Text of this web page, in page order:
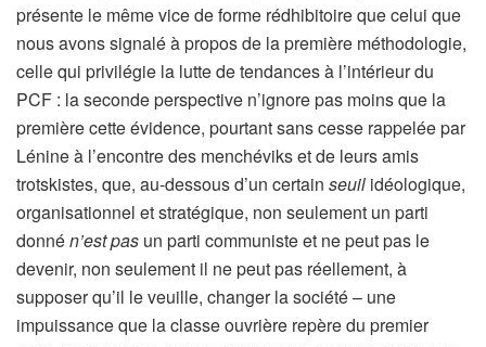
présente le même vice de forme rédhibitoire que celui que
nous avons signalé à propos de la première méthodologie,
celle qui privilégie la lutte de tendances à l’intérieur du
PCF : la seconde perspective n’ignore pas moins que la
première cette évidence, pourtant sans cesse rappelée par
Lénine à l’encontre des menchéviks et de leurs amis
trotskistes, que, au-dessous d’un certain seuil idéologique,
organisationnel et stratégique, non seulement un parti
donnén’est pas un parti communiste et ne peut pas le
devenir, non seulement il ne peut pas réellement, à
supposer qu’il le veuille, changer la société – une
impuissance que la classe ouvrière repère du premier